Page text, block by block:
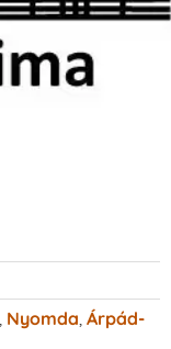
Nyomda Árpád-